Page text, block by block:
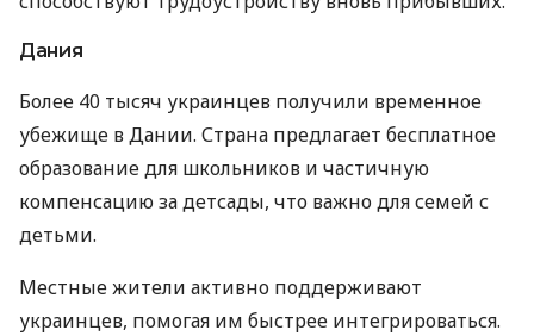
Дания
Более 40 тысяч украинцев получили временное
убежище в Дании. Страна предлагает бесплатное
образование для школьников и частичную
компенсацию за детсады, что важно для семей с
детьми.
Местные жители активно поддерживают
украинцев, помогая им быстрее интегрироваться.